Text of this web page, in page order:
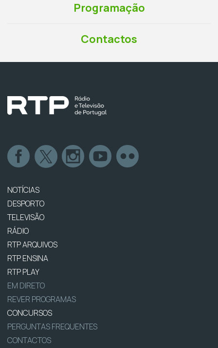
Programação
Contactos
NOTÍCIAS
DESPORTO
TELEVISÃO
RÁDIO
RTP ARQUIVOS
RTP ENSINA
RTP PLAY
EM DIRETO
REVER PROGRAMAS
CONCURSOS
PERGUNTAS FREQUENTES
CONTACTOS